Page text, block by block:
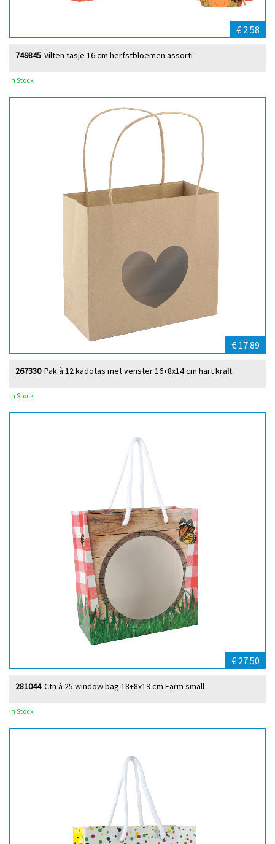
€ 2.58
Vilten tasje 16 cm herfstbloemen assorti
749845
In Stock
€ 17.89
Pak à 12 kadotas met venster 16+8x14 cm hart kraft
267330
In Stock
€ 27.50
Ctn à 25 window bag 18+8x19 cm Farm small
281044
In Stock